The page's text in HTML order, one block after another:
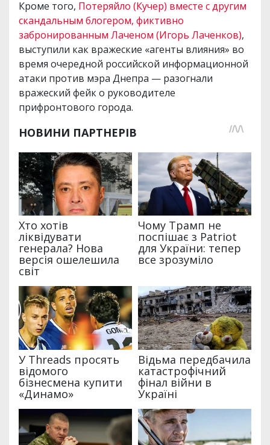
Кроме того, Потеряйло (Кучер) вместе с другим
скандальным блогером, фиктивно
забронированным Лаченом (Игорь Лаченков),
выступили как вражеские «агенты влияния» во
время очередной российской информационной
атаки против мэра Днепра — разогнали
вражеский фейк о руководителе
прифронтового города.